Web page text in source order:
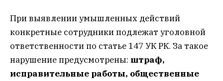
При выявлении умышленных действий
конкретные сотрудники подлежат уголовной
ответственности по статье 147 УК РК. За такое
нарушение предусмотрены: штраф,
исправительные работы, общественные